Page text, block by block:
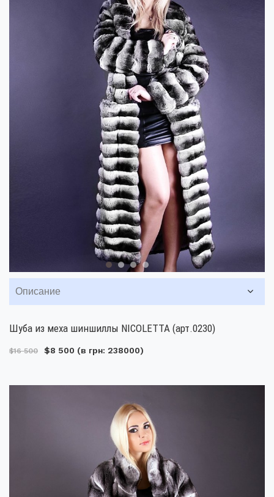
Описание
Шуба из меха шиншиллы NICOLETTA (арт.0230)
$16 500 $8 500 (в грн: 238000)